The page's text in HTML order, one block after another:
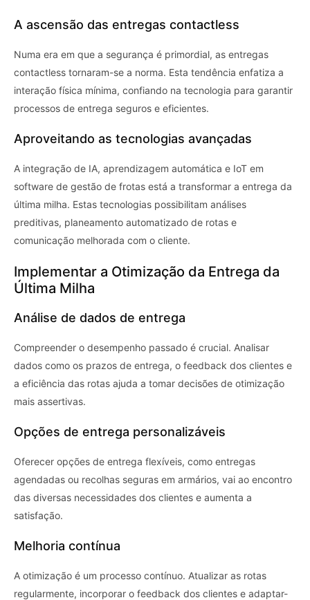
A ascensão das entregas contactless
Numa era em que a segurança é primordial, as entregas
contactless tornaram-se a norma. Esta tendência enfatiza a
interação física mínima, confiando na tecnologia para garantir
processos de entrega seguros e eficientes.
Aproveitando as tecnologias avançadas
A integração de IA, aprendizagem automática e IoT em
software de gestão de frotas está a transformar a entrega da
última milha. Estas tecnologias possibilitam análises
preditivas, planeamento automatizado de rotas e
comunicação melhorada com o cliente.
Implementar a Otimização da Entrega da
Última Milha
Análise de dados de entrega
Compreender o desempenho passado é crucial. Analisar
dados como os prazos de entrega, o feedback dos clientes e
a eficiência das rotas ajuda a tomar decisões de otimização
mais assertivas.
Opções de entrega personalizáveis
Oferecer opções de entrega flexíveis, como entregas
agendadas ou recolhas seguras em armários, vai ao encontro
das diversas necessidades dos clientes e aumenta a
satisfação.
Melhoria contínua
A otimização é um processo contínuo. Atualizar as rotas
regularmente, incorporar o feedback dos clientes e adaptar-